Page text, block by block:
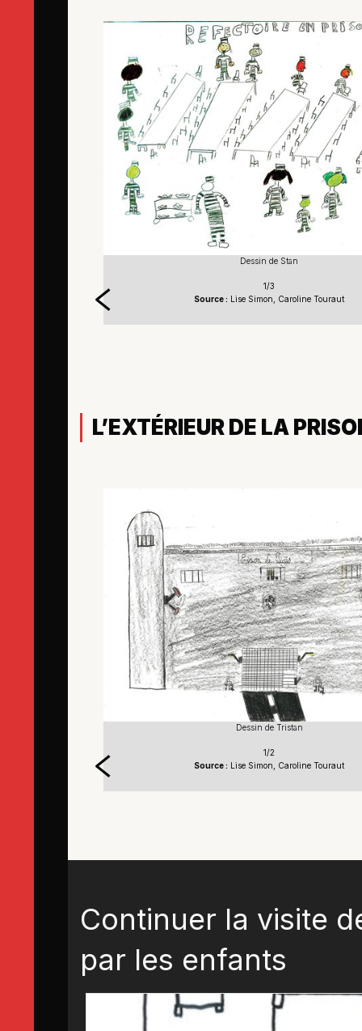
Dessin de Stan
1/3
Source : Lise Simon, Caroline Touraut
L’EXTÉRIEUR DE LA
Dessin de Tristan
1/2
Source : Lise Simon, Caroline Touraut
Continuer la visite
par les enfants